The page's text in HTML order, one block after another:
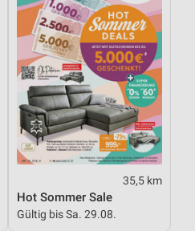
35,5 km
Hot Sommer Sale
Gültig bis Sa. 29.08.